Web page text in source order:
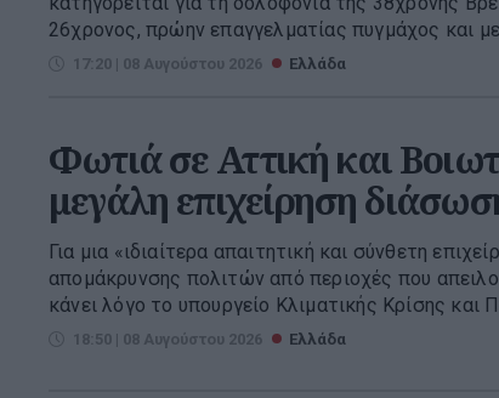
26χρονος, πρώην επαγγελματίας πυγμάχος και
17:20 | 08 Αυγούστου 2026 Ελλάδα
Φωτιά σε Αττική και
μεγάλη επιχείρηση
Για μια «ιδιαίτερα απαιτητική και σύνθετη
απομάκρυνσης πολιτών από περιοχές που
κάνει λόγο το υπουργείο Κλιματικής Κρίσης και
18:50 | 08 Αυγούστου 2026 Ελλάδα